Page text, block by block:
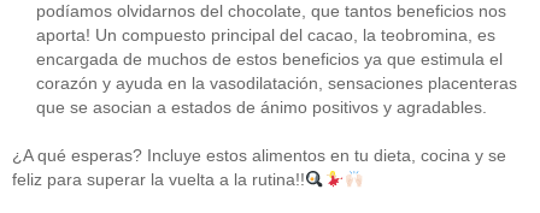
CATEGORÍAS
acido-folico (4)
alergias(3)
alimentos(22)
alimentos-perjudiaciales (17)
podíamos olvidarnos del chocolate, que tantos beneficios nos
aporta! Un compuesto principal del cacao, la teobromina, es
encargada de muchos de estos beneficios ya que estimula el
corazón y ayuda en la vasodilatación, sensaciones placenteras
que se asocian a estados de ánimo positivos y agradables.
¿A qué esperas? Incluye estos alimentos en tu dieta, cocina y se
feliz para superar la vuelta a la rutina!!